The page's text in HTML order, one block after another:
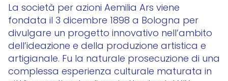
La società per azioni Aemilia Ars viene
fondata il 3 dicembre 1898 a Bologna per
divulgare un progetto innovativo nell’ambito
dell’ideazione e della produzione artistica e
artigianale. Fu la naturale prosecuzione di una
complessa esperienza culturale maturata in